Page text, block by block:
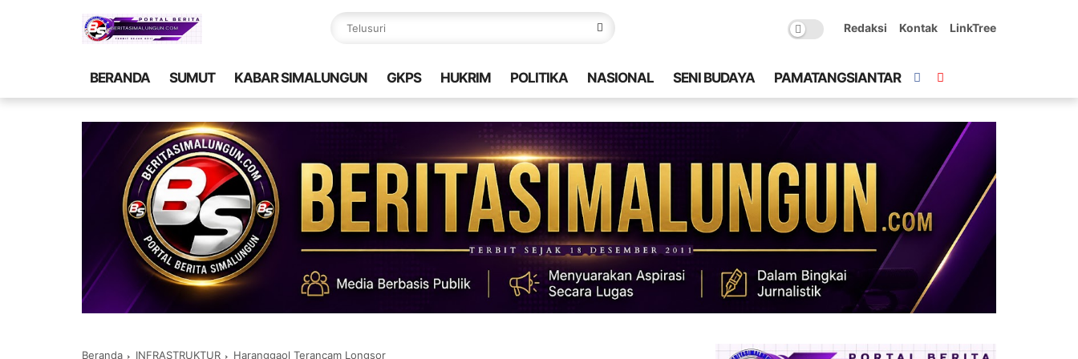
Redaksi Kontak LinkTree
BERANDA SUMUT KABAR SIMALUNGUN GKPS HUKRIM POLITIKA NASIONAL SENI BUDAYA PAMATANGSIANTAR
Beranda INFRASTRUKTUR Haranggaol Terancam Longsor